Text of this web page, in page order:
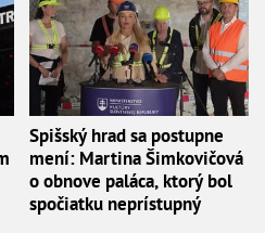
Spišský hrad sa postupne
mení: Martina Šimkovičová
o obnove paláca, ktorý bol
spočiatku neprístupný